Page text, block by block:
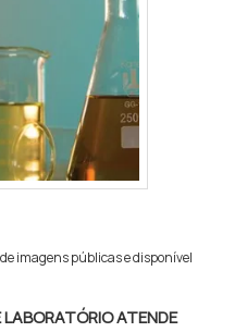
imagens públicas e disponível
LABORATÓRIO ATENDE